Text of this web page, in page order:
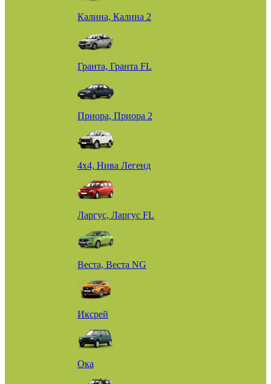
Калина, Калина 2
Гранта, Гранта FL
Приора, Приора 2
4х4, Нива Легенд
Ларгус, Ларгус FL
Веста, Веста NG
Иксрей
Ока